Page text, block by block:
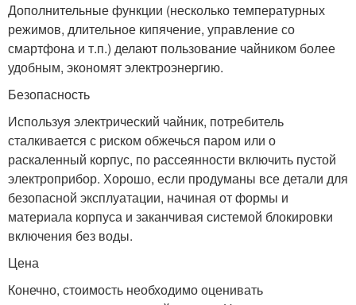
Дополнительные функции (несколько температурных
режимов, длительное кипячение, управление со
смартфона и т.п.) делают пользование чайником более
удобным, экономят электроэнергию.
Безопасность
Используя электрический чайник, потребитель
сталкивается с риском обжечься паром или о
раскаленный корпус, по рассеянности включить пустой
электроприбор. Хорошо, если продуманы все детали для
безопасной эксплуатации, начиная от формы и
материала корпуса и заканчивая системой блокировки
включения без воды.
Цена
Конечно, стоимость необходимо оценивать